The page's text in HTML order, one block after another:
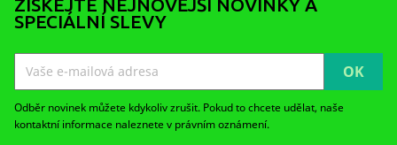
ZÍSKEJTE NEJNOVĚJŠÍ NOVINKY A
SPECIÁLNÍ SLEVY
Odběr novinek můžete kdykoliv zrušit. Pokud to chcete udělat, naše
kontaktní informace naleznete v právním oznámení.